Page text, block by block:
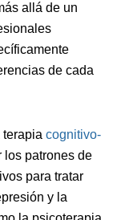
allá de un
de cada
terapia cognitivo-
los patrones de
para tratar
y la